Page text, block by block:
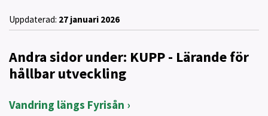
Uppdaterad: 27 januari 2026
Andra sidor under: KUPP - Lärande för
hållbar utveckling
Vandring längs Fyrisån